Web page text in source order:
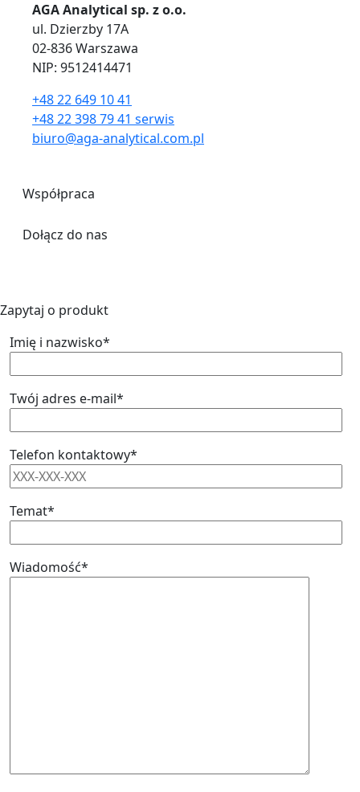
AGA Analytical sp. z o.o.
ul. Dzierzby 17A
02-836 Warszawa
NIP: 9512414471
+48 22 649 10 41
+48 22 398 79 41 serwis
biuro@aga-analytical.com.pl
Współpraca
Dołącz do nas
Zapytaj o produkt
Imię i nazwisko*
Twój adres e-mail*
Telefon kontaktowy*
Temat*
Wiadomość*